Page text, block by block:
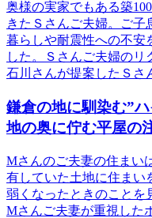
奥様の実家でもある築
きたＳさんご夫婦。ご子
暮らしや耐震性への不安
した。Ｓさんご夫婦のリ
石川さんが提案したＳさ
鎌倉の地に馴染む”
地の奥に佇む平屋の
Mさんのご夫妻の住まい
有していた土地に住まい
弱くなったときのことを
Mさんご夫妻が重視した